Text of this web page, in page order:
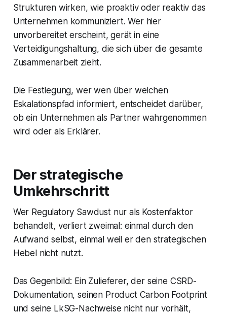
Strukturen wirken, wie proaktiv oder reaktiv das
Unternehmen kommuniziert. Wer hier
unvorbereitet erscheint, gerät in eine
Verteidigungshaltung, die sich über die gesamte
Zusammenarbeit zieht.
Die Festlegung, wer wen über welchen
Eskalationspfad informiert, entscheidet darüber,
ob ein Unternehmen als Partner wahrgenommen
wird oder als Erklärer.
Der strategische
Umkehrschritt
Wer Regulatory Sawdust nur als Kostenfaktor
behandelt, verliert zweimal: einmal durch den
Aufwand selbst, einmal weil er den strategischen
Hebel nicht nutzt.
Das Gegenbild: Ein Zulieferer, der seine CSRD-
Dokumentation, seinen Product Carbon Footprint
und seine LkSG-Nachweise nicht nur vorhält,